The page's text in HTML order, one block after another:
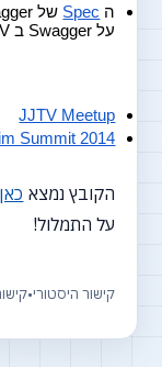
ה Spec של Swagger,
על Swagger ב DevConTLV.
JJTV Meetup
Summit 2014
הקובץ נמצא כאן
על התמלול!
קישור היסטורי•